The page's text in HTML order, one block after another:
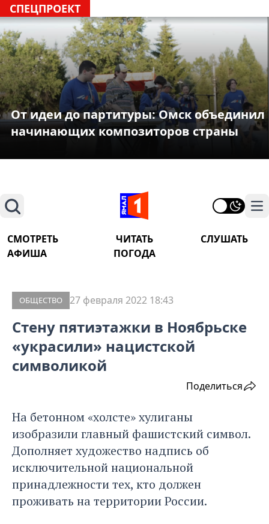
СПЕЦПРОЕКТ
От идеи до партитуры: Омск объединил
начинающих композиторов страны
Поиск
СМОТРЕТЬ ЧИТАТЬ
СЛУШАТЬ
АФИША
ПОГОДА
ОБЩЕСТВО 27 февраля 2022 18:43
Стену пятиэтажки в Ноябрьске
«украсили» нацистской
символикой
Поделиться
На бетонном «холсте» хулиганы
изобразили главный фашистский символ.
Дополняет художество надпись об
исключительной национальной
принадлежности тех, кто должен
проживать на территории России.